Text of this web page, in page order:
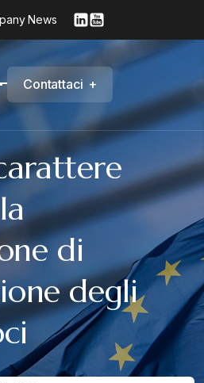
News
Contattaci +
di
degli